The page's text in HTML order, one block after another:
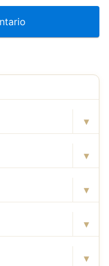
▾
▾
▾
▾
▾